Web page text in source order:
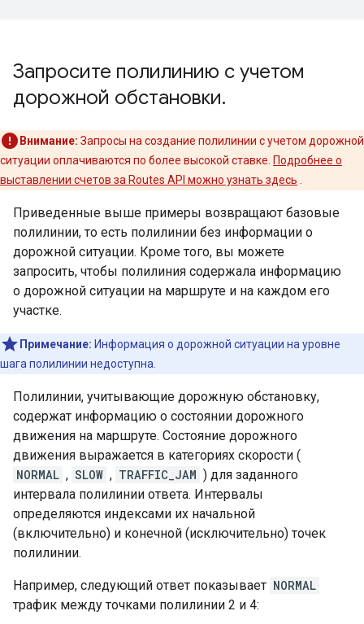
Запросите полилинию с учетом
дорожной обстановки.
Внимание: Запросы на создание полилинии с учетом дорожной
ситуации оплачиваются по более высокой ставке. Подробнее о
выставлении счетов за Routes API можно узнать здесь
Приведенные выше примеры возвращают базовые
полилинии, то есть полилинии без информации о
дорожной ситуации. Кроме того, вы можете
запросить, чтобы полилиния содержала информацию
о дорожной ситуации на маршруте и на каждом его
участке.
Примечание: Информация о дорожной ситуации на уровне
шага полилинии недоступна.
Полилинии, учитывающие дорожную обстановку,
содержат информацию о состоянии дорожного
движения на маршруте. Состояние дорожного
движения выражается в категориях скорости (
NORMAL , SLOW , TRAFFIC_JAM ) для заданного
интервала полилинии ответа. Интервалы
определяются индексами их начальной
(включительно) и конечной (исключительно) точек
полилинии.
Например, следующий ответ показывает NORMAL
трафик между точками полилинии 2 и 4: